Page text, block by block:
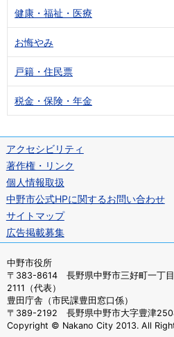
健康・福祉・医療
お悔やみ
戸籍・住民票
税金・保険・年金
アクセシビリティ
著作権・リンク
個人情報取扱
中野市公式HPに関するお問い合わせ
サイトマップ
広告掲載募集
中野市役所
〒383-8614 長野県中野市三好町一丁
2111（代表）
豊田庁舎（市民課豊田窓口係）
〒389-2192 長野県中野市大字豊津
Copyright © Nakano City 2013. All